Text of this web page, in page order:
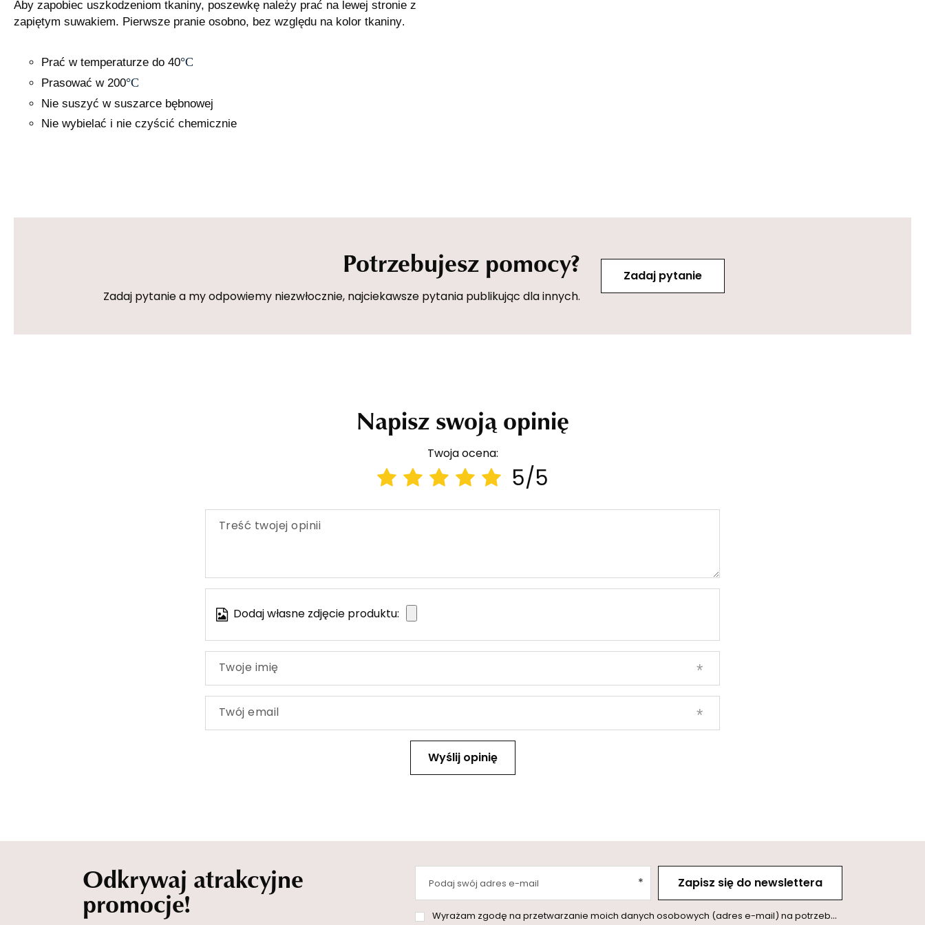
Aby zapobiec uszkodzeniom tkaniny, poszewkę należy prać na lewej stronie z
zapiętym suwakiem. Pierwsze pranie osobno, bez względu na kolor tkaniny.
Prać w temperaturze do 40°C
Prasować w 200°C
Nie suszyć w suszarce bębnowej
Nie wybielać i nie czyścić chemicznie
Potrzebujesz pomocy?
Zadaj pytanie a my odpowiemy niezwłocznie, najciekawsze pytania publikując dla innych.
Zadaj pytanie
Napisz swoją opinię
Twoja ocena:
5/5
Treść twojej opinii
Dodaj własne zdjęcie produktu:
Twoje imię
Twój email
Wyślij opinię
Odkrywaj atrakcyjne
promocje!
Podaj swój adres e-mail
Wyrażam zgodę na przetwarzanie moich danych osobowych (adres e-mail) na potrzeby wysyłki newslettera z informacją handlową (marketing). Więcej w
Zapisz się do newslettera